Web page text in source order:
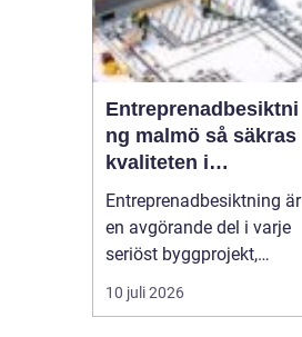
Entreprenadbesiktni
ng malmö så säkras
kvaliteten i
byggprojekt
Entreprenadbesiktning är
en avgörande del i varje
seriöst byggprojekt,
oavsett om det handlar
om en mindre
10 juli 2026